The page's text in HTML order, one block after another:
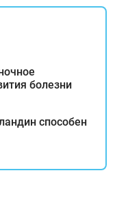
болезни
способен